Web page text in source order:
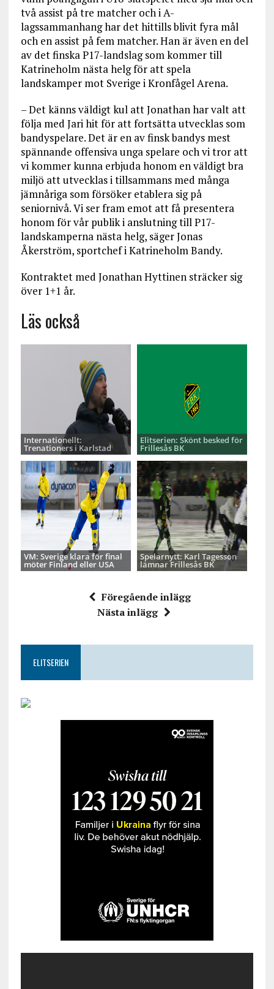
två assist på tre matcher och i A-
lagssammanhang har det hittills blivit fyra mål
och en assist på fem matcher. Han är även en del
av det finska P17-landslag som kommer till
Katrineholm nästa helg för att spela
landskamper mot Sverige i Kronfågel Arena.
– Det känns väldigt kul att Jonathan har valt att
följa med Jari hit för att fortsätta utvecklas som
bandyspelare. Det är en av finsk bandys mest
spännande offensiva unga spelare och vi tror att
vi kommer kunna erbjuda honom en väldigt bra
miljö att utvecklas i tillsammans med många
jämnåriga som försöker etablera sig på
seniornivå. Vi ser fram emot att få presentera
honom för vår publik i anslutning till P17-
landskamperna nästa helg, säger Jonas
Åkerström, sportchef i Katrineholm Bandy.
Kontraktet med Jonathan Hyttinen sträcker sig
över 1+1 år.
Läs också
Internationellt:
Trenationers i Karlstad
Elitserien: Skönt besked för
Frillesås BK
VM: Sverige klara för final
möter Finland eller USA
Spelarnytt: Karl Tagesson
lämnar Frillesås BK
Föregående inlägg
Nästa inlägg
ELITSERIEN